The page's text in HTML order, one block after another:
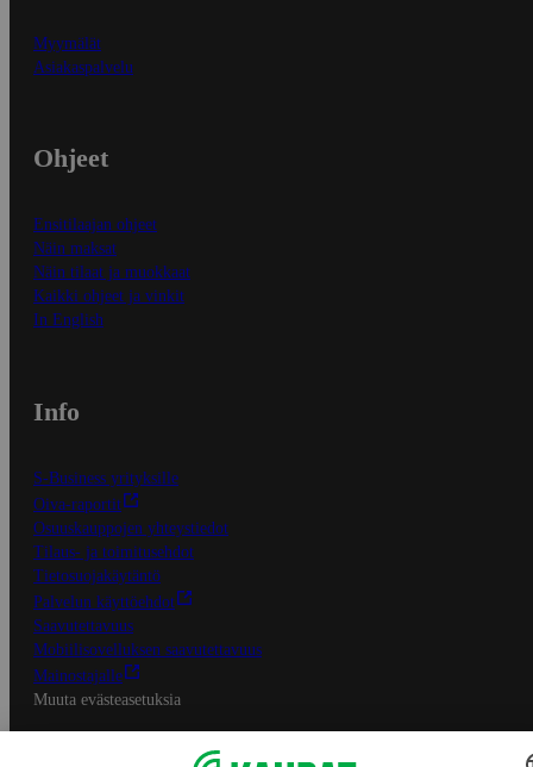
Myymälät
Asiakaspalvelu
Ohjeet
Ensitilaajan ohjeet
Näin maksat
Näin tilaat ja muokkaat
Kaikki ohjeet ja vinkit
In English
Info
S-Business yrityksille
Oiva-raportit
Osuuskauppojen yhteystiedot
Tilaus- ja toimitusehdot
Tietosuojakäytäntö
Palvelun käyttöehdot
Saavutettavuus
Mobiilisovelluksen saavutettavuus
Mainostajalle
Muuta evästeasetuksia